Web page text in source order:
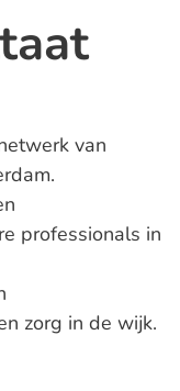
van
professionals in
zorg in de wijk.